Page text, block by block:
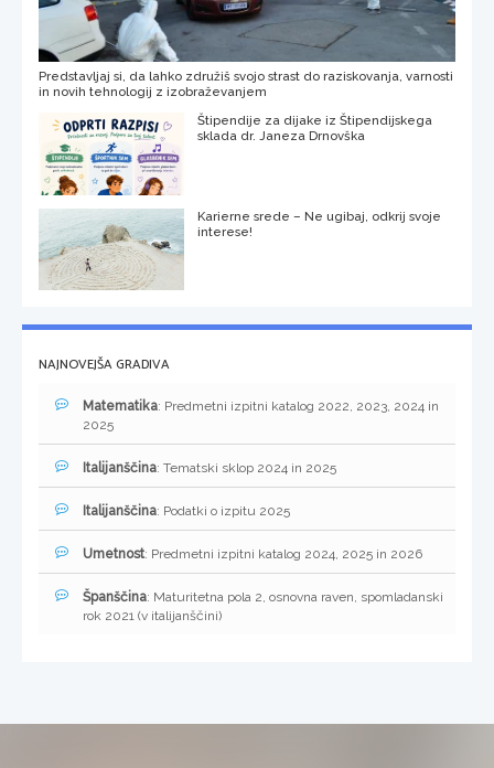
Predstavljaj si, da lahko združiš svojo strast do raziskovanja, varnosti
in novih tehnologij z izobraževanjem
Štipendije za dijake iz Štipendijskega
sklada dr. Janeza Drnovška
Karierne srede – Ne ugibaj, odkrij svoje
interese!
NAJNOVEJŠA GRADIVA
Matematika: Predmetni izpitni katalog 2022, 2023, 2024 in
2025
Italijanščina: Tematski sklop 2024 in 2025
Italijanščina: Podatki o izpitu 2025
Umetnost: Predmetni izpitni katalog 2024, 2025 in 2026
Španščina: Maturitetna pola 2, osnovna raven, spomladanski
rok 2021 (v italijanščini)